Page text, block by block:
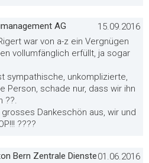
AG
15.09.2016
war von a-z ein Vergnügen
vollumfänglich erfüllt, ja sogar
sympathische, unkomplizierte,
Person, schade nur, dass wir ihn
??.
Dankeschön aus, wir und
????
Bern Zentrale Dienste01.06.2016